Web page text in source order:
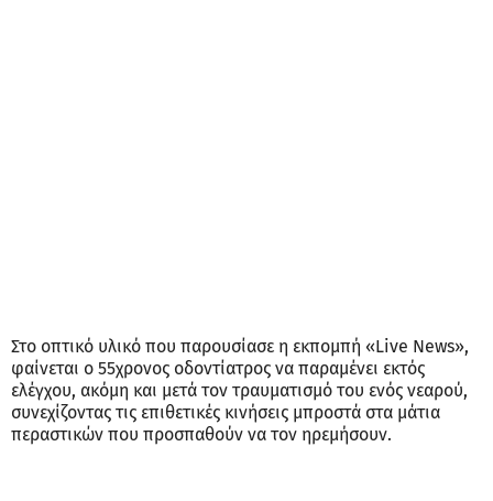
Στο οπτικό υλικό που παρουσίασε η εκπομπή «Live News»,
φαίνεται ο 55χρονος οδοντίατρος να παραμένει εκτός
ελέγχου, ακόμη και μετά τον τραυματισμό του ενός νεαρού,
συνεχίζοντας τις επιθετικές κινήσεις μπροστά στα μάτια
περαστικών που προσπαθούν να τον ηρεμήσουν.